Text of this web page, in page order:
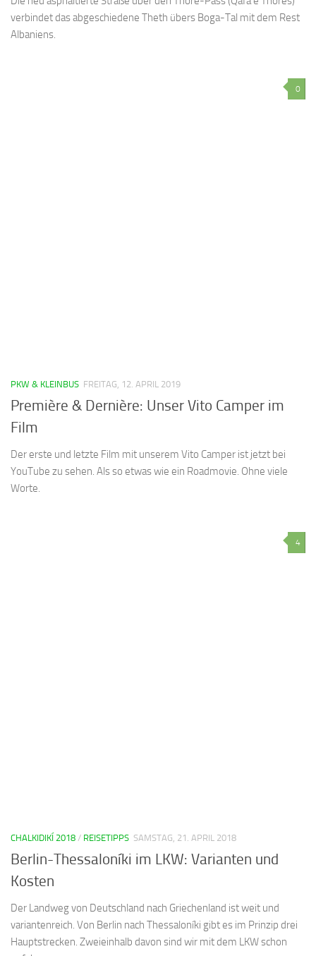
verbindet das abgeschiedene Theth übers Boga-Tal mit dem Rest
Albaniens.
0
PKW & KLEINBUS FREITAG, 12. APRIL 2019
Première & Dernière: Unser Vito Camper im
Film
Der erste und letzte Film mit unserem Vito Camper ist jetzt bei
YouTube zu sehen. Als so etwas wie ein Roadmovie. Ohne viele
Worte.
4
CHALKIDIKÍ 2018 / REISETIPPS SAMSTAG, 21. APRIL 2018
Berlin-Thessaloníki im LKW: Varianten und
Kosten
Der Landweg von Deutschland nach Griechenland ist weit und
variantenreich. Von Berlin nach Thessaloníki gibt es im Prinzip drei
Hauptstrecken. Zweieinhalb davon sind wir mit dem LKW schon